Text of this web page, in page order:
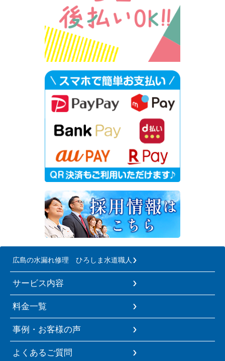
広島の水漏れ修理 ひろしま水道職人
サービス内容
料金一覧
事例・お客様の声
よくあるご質問